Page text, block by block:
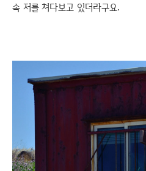
속 저를 쳐다보고 있더라구요.